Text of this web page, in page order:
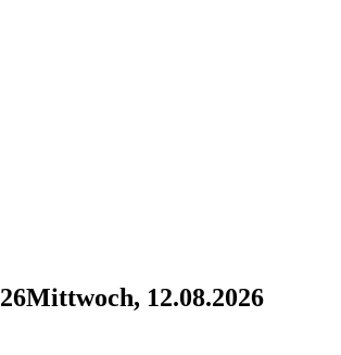
Mittwoch, 12.08.2026